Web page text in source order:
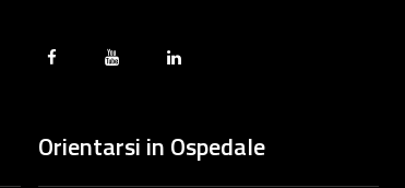
Orientarsi in Ospedale